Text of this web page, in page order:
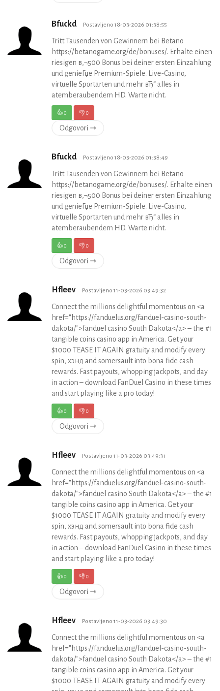
Bfuckd Postavljeno 18-03-2026 01:38:55
Tritt Tausenden von Gewinnern bei Betano
https://betanogame.org/de/bonuses/. Erhalte einen
riesigen в‚¬500 Bonus bei deiner ersten Einzahlung
und genieГџe Premium-Spiele. Live-Casino,
virtuelle Sportarten und mehr вЂ“ alles in
atemberaubendem HD. Warte nicht.
👍0 👎0
Odgovori ⇾
Bfuckd Postavljeno 18-03-2026 01:38:49
Tritt Tausenden von Gewinnern bei Betano
https://betanogame.org/de/bonuses/. Erhalte einen
riesigen в‚¬500 Bonus bei deiner ersten Einzahlung
und genieГџe Premium-Spiele. Live-Casino,
virtuelle Sportarten und mehr вЂ“ alles in
atemberaubendem HD. Warte nicht.
👍0 👎0
Odgovori ⇾
Hfleev Postavljeno 11-03-2026 03:49:32
Connect the millions delightful momentous on <a
href="https://fanduelus.org/fanduel-casino-south-
dakota/">fanduel casino South Dakota</a> – the #1
tangible coins casino app in America. Get your
$1000 TEASE IT AGAIN gratuity and modify every
spin, хэнд and somersault into bona fide cash
rewards. Fast payouts, whopping jackpots, and day
in action – download FanDuel Casino in these times
and start playing like a pro today!
👍0 👎0
Odgovori ⇾
Hfleev Postavljeno 11-03-2026 03:49:31
Connect the millions delightful momentous on <a
href="https://fanduelus.org/fanduel-casino-south-
dakota/">fanduel casino South Dakota</a> – the #1
tangible coins casino app in America. Get your
$1000 TEASE IT AGAIN gratuity and modify every
spin, хэнд and somersault into bona fide cash
rewards. Fast payouts, whopping jackpots, and day
in action – download FanDuel Casino in these times
and start playing like a pro today!
👍0 👎0
Odgovori ⇾
Hfleev Postavljeno 11-03-2026 03:49:30
Connect the millions delightful momentous on <a
href="https://fanduelus.org/fanduel-casino-south-
dakota/">fanduel casino South Dakota</a> – the #1
tangible coins casino app in America. Get your
$1000 TEASE IT AGAIN gratuity and modify every